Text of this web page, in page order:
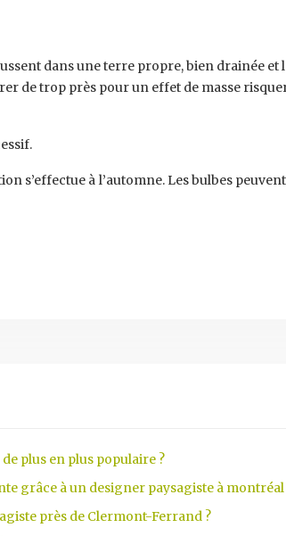
dans une terre propre, bien drainée
de trop près pour un effet de masse
s’effectue à l’automne. Les bulbes
plus en plus populaire ?
grâce à un designer paysagiste à montréal
près de Clermont-Ferrand ?